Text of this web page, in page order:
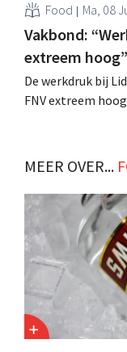
Food Ma, 08
Vakbond:
extreem hoog”
De werkdruk bij
FNV extreem
Albert Heijn en
MEER OVER...